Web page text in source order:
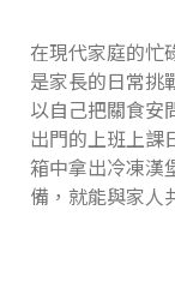
在現代家庭的忙
是家長的日常挑
以自己把關食安
出門的上班上課
箱中拿出冷凍漢
備，就能與家人